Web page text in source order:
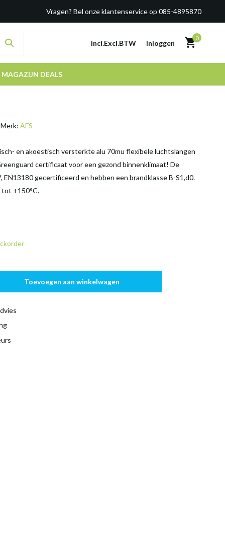
Vragen? Bel onze klantenservice op 085-4895870
Incl.Excl.BTW Inloggen
0
MAGAZIJN DEALS
Merk: AFS
en akoestisch versterkte alu 70mu flexibele luchtslangen
certificaat voor een gezond binnenklimaat! De
EN13180 gecertificeerd en hebben een brandklasse B-S1,d0.
tot +150°C.
Toevoegen aan winkelwagen